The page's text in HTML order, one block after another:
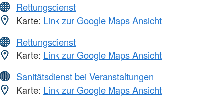
Rettungsdienst
Karte: Link zur Google Maps Ansicht
Rettungsdienst
Karte: Link zur Google Maps Ansicht
Sanitätsdienst bei Veranstaltungen
Karte: Link zur Google Maps Ansicht